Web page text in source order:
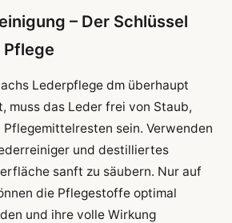
– Der Schlüssel
Lederpflege dm überhaupt
muss das Leder frei von Staub,
sein. Verwenden
und destilliertes
sanft zu säubern. Nur auf
die Pflegestoffe optimal
und ihre volle Wirkung